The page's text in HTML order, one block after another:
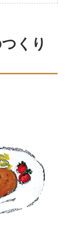
くり